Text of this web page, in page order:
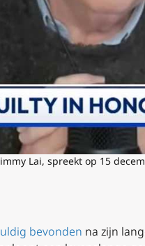
Lai, spreekt op 15
bevonden na zijn